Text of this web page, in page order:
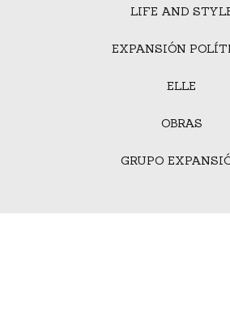
LIFE AND
EXPANSIÓN
ELLE
OBRAS
GRUPO